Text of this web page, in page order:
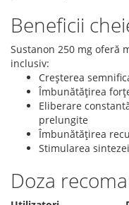
Beneficii
Sustanon 250 mg oferă
inclusiv:
Creșterea
Îmbunătățirea
Eliberare
prelungite
Îmbunătățirea
Stimularea
Doza